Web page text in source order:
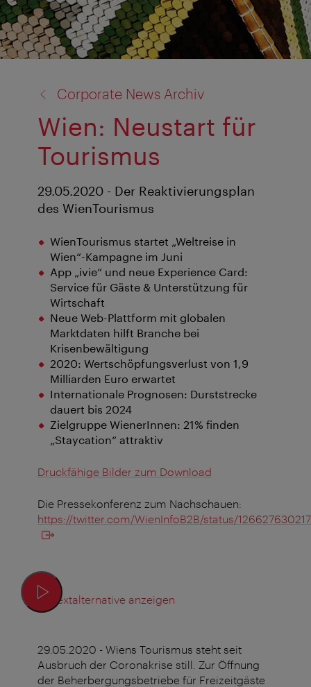
Corporate News Archiv
Wien: Neustart für
Tourismus
29.05.2020 - Der Reaktivierungsplan
des WienTourismus
WienTourismus startet „Weltreise in
Wien“-Kampagne im Juni
App „ivie“ und neue Experience Card:
Service für Gäste & Unterstützung für
Wirtschaft
Neue Web-Plattform mit globalen
Marktdaten hilft Branche bei
Krisenbewältigung
2020: Wertschöpfungsverlust von 1,9
Milliarden Euro erwartet
Internationale Prognosen: Durststrecke
dauert bis 2024
Zielgruppe WienerInnen: 21% finden
„Staycation“ attraktiv
Druckfähige Bilder zum Download
Die Pressekonferenz zum Nachschauen:
https://twitter.com/WienInfoB2B/status/
Textalternative anzeigen
29.05.2020 - Wiens Tourismus steht seit
Ausbruch der Coronakrise still. Zur Öffnung
der Beherbergungsbetriebe für Freizeitgäste